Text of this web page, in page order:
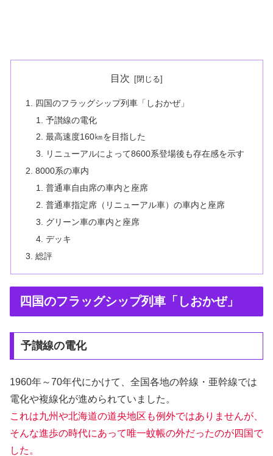
目次
四国のフラッグシップ列車「しおかぜ」
予讃線の電化
最高速度160㎞を目指した
リニューアルによって8600系登場後も存在感を示す
8000系の車内
普通車自由席の車内と座席
普通車指定席（リニューアル車）の車内と座席
グリーン車の車内と座席
デッキ
総評
四国のフラッグシップ列車「しおかぜ」
予讃線の電化
1960年～70年代にかけて、全国各地の幹線・亜幹線では
電化や複線化が進められていました。
これは九州や北海道の道央地区も例外ではありませんが、
そんな進歩の時代にあって唯一蚊帳の外だったのが四国で
した。